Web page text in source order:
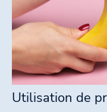
Utilisation de